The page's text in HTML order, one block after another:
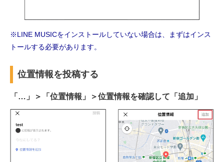
※LINE MUSICをインストールしていない場合は、まずはインス
トールする必要があります。
位置情報を投稿する
「…」＞「位置情報」＞位置情報を確認して「追加」